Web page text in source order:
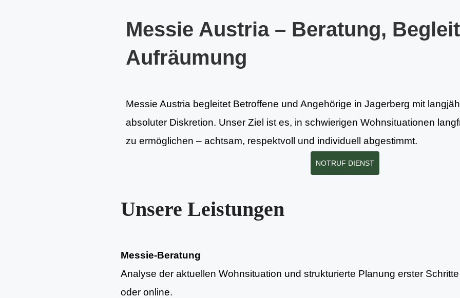
Messie Austria – Beratung,
Aufräumung
Messie Austria begleitet Betroffene und Angehörige in Jagerberg mit
absoluter Diskretion. Unser Ziel ist es, in schwierigen Wohnsituationen
zu ermöglichen – achtsam, respektvoll und individuell abgestimmt.
NOTRUF DIENST
Unsere Leistungen
Messie-Beratung
Analyse der aktuellen Wohnsituation und strukturierte Planung erster
oder online.